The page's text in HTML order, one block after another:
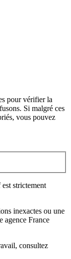
pour vérifier la
Si malgré ces
vous pouvez
strictement
inexactes ou une
agence France
, consultez